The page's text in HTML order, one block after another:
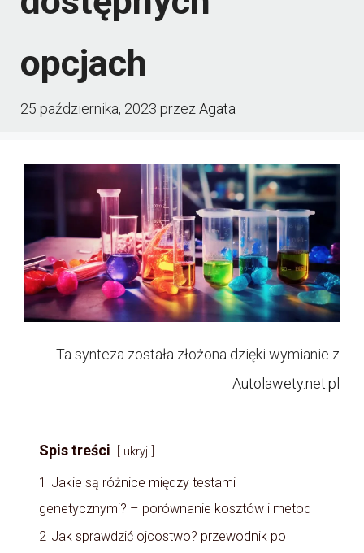
opcjach
25 października, 2023 przez Agata
Ta synteza została złożona dzięki wymianie z
Autolawety.net.pl
Spis treści ukryj
1 Jakie są różnice między testami
genetycznymi? – porównanie kosztów i metod
2 Jak sprawdzić ojcostwo? przewodnik po